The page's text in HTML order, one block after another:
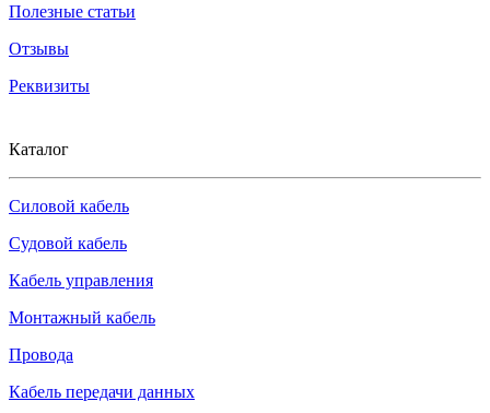
Полезные статьи
Отзывы
Реквизиты
Каталог
Силовой кабель
Судовой кабель
Кабель управления
Монтажный кабель
Провода
Кабель передачи данных